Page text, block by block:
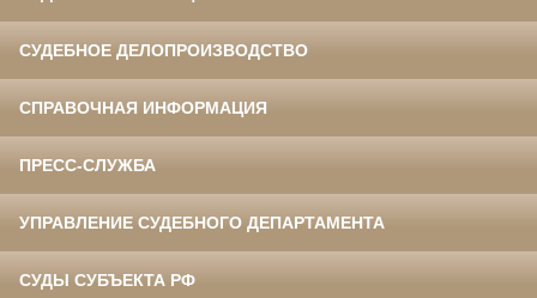
СУДЕБНОЕ ДЕЛОПРОИЗВОДСТВО
СПРАВОЧНАЯ ИНФОРМАЦИЯ
ПРЕСС-СЛУЖБА
УПРАВЛЕНИЕ СУДЕБНОГО ДЕПАРТАМЕНТА
СУДЫ СУБЪЕКТА РФ